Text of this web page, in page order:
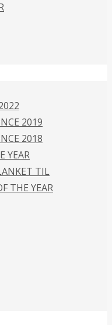
2019
2018
YEAR
TIL
THE YEAR